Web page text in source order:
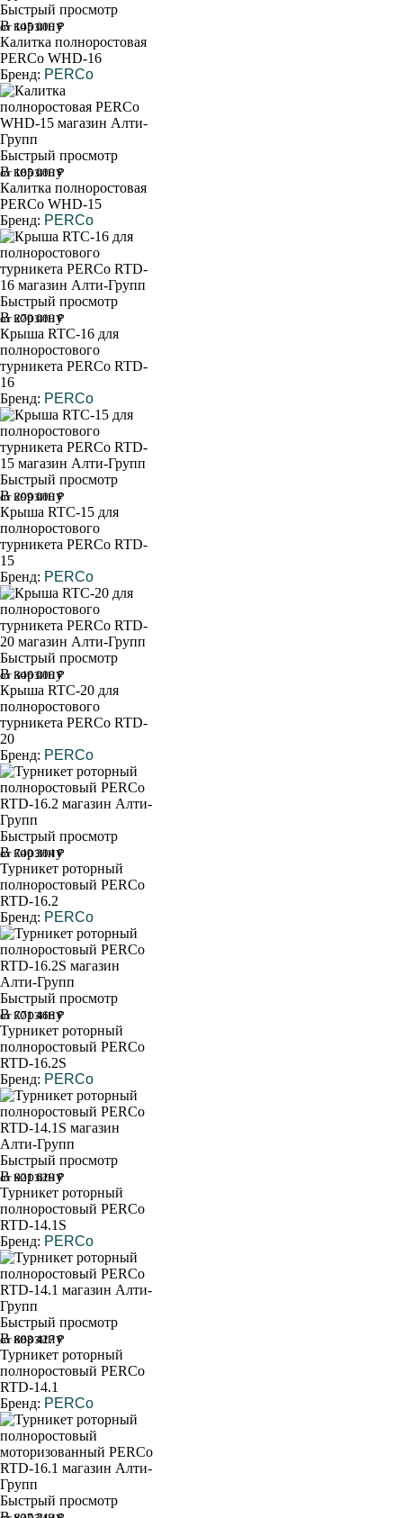
Быстрый просмотр
В корзину
от 145 000 ₽
Калитка полноростовая
PERCo WHD-16
Бренд: PERCo
Быстрый просмотр
В корзину
от 185 000 ₽
Калитка полноростовая
PERCo WHD-15
Бренд: PERCo
Быстрый просмотр
В корзину
от 270 000 ₽
Крыша RTC-16 для
полноростового
турникета PERCo RTD-
16
Бренд: PERCo
Быстрый просмотр
В корзину
от 299 000 ₽
Крыша RTC-15 для
полноростового
турникета PERCo RTD-
15
Бренд: PERCo
Быстрый просмотр
В корзину
от 346 000 ₽
Крыша RTC-20 для
полноростового
турникета PERCo RTD-
20
Бренд: PERCo
Быстрый просмотр
В корзину
от 740 304 ₽
Турникет роторный
полноростовый PERCo
RTD-16.2
Бренд: PERCo
Быстрый просмотр
В корзину
от 771 466 ₽
Турникет роторный
полноростовый PERCo
RTD-16.2S
Бренд: PERCo
Быстрый просмотр
В корзину
от 921 629 ₽
Турникет роторный
полноростовый PERCo
RTD-14.1S
Бренд: PERCo
Быстрый просмотр
В корзину
от 888 427 ₽
Турникет роторный
полноростовый PERCo
RTD-14.1
Бренд: PERCo
Быстрый просмотр